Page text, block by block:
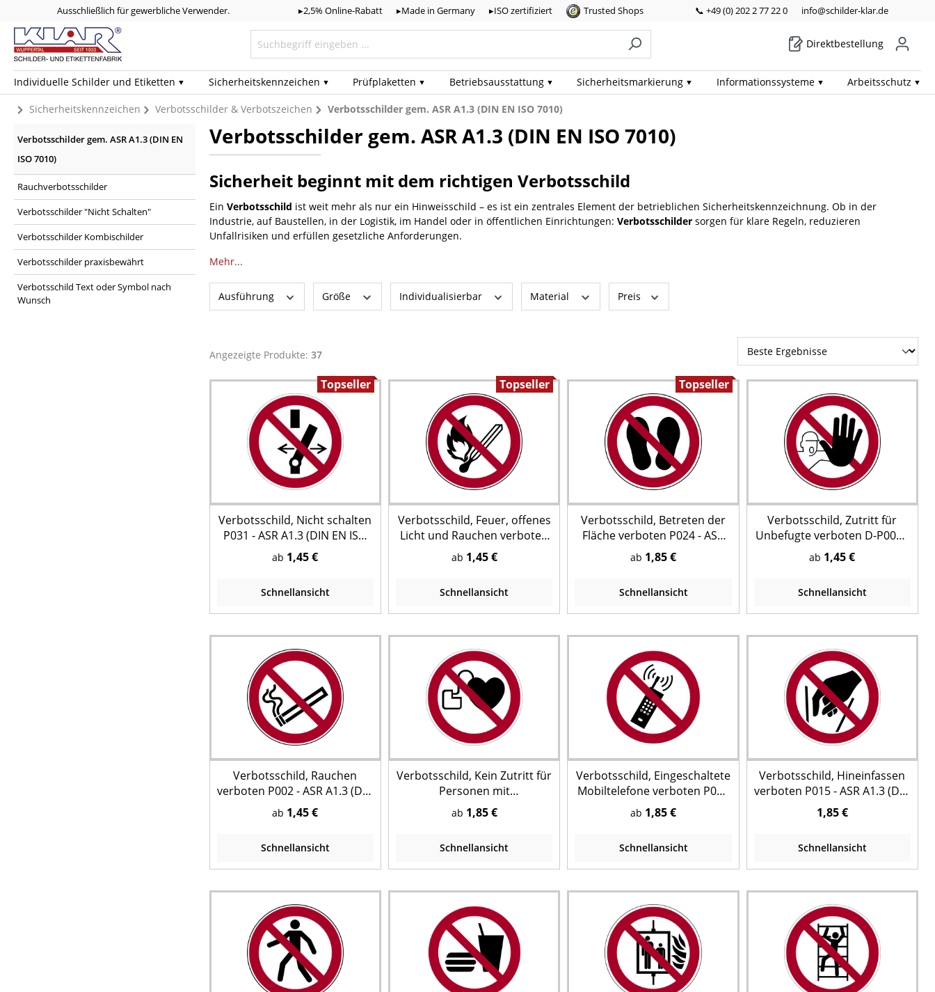
Ausschließlich für gewerbliche Verwender. ▸2,5% Online-Rabatt ▸Made in Germany ▸ISO zertifiziert Trusted Shops 📞 +49 (0) 202 2 77 22 0 info@schilder-klar.de
Direktbestellung
Individuelle Schilder und Etiketten Sicherheits­kennzeichen Prüf­plaketten Betriebs­ausstattung Sicherheits­markierung Informations­systeme Arbeits­schutz
Sicherheitskennzeichen Verbotsschilder & Verbotszeichen Verbotsschilder gem. ASR A1.3 (DIN EN ISO 7010)
Verbotsschilder gem. ASR A1.3 (DIN EN
ISO 7010)
Rauchverbotsschilder
Verbotsschilder "Nicht Schalten"
Verbotsschilder Kombischilder
Verbotsschilder praxisbewährt
Verbotsschild Text oder Symbol nach
Wunsch
Verbotsschilder gem. ASR A1.3 (DIN EN ISO 7010)
Sicherheit beginnt mit dem richtigen Verbotsschild
Ein Verbotsschild ist weit mehr als nur ein Hinweisschild – es ist ein zentrales Element der betrieblichen Sicherheitskennzeichnung. Ob in der
Industrie, auf Baustellen, in der Logistik, im Handel oder in öffentlichen Einrichtungen: Verbotsschildersorgen für klare Regeln, reduzieren
Unfallrisiken und erfüllen gesetzliche Anforderungen.
Mehr...
Ausführung Größe Individualisierbar Material Preis
Angezeigte Produkte: 37
Topseller
Verbotsschild, Nicht schalten
P031 - ASR A1.3 (DIN EN ISO
7010)
ab 1,45 €
Schnellansicht
Topseller
Verbotsschild, Feuer, offenes
Licht und Rauchen verboten
P003 - ASR A1.3 (DIN EN ISO
7010)
ab 1,45 €
Schnellansicht
Topseller
Verbotsschild, Betreten der
Fläche verboten P024 - ASR
A1.3 (DIN EN ISO 7010)
ab 1,85 €
Schnellansicht
Verbotsschild, Zutritt für
Unbefugte verboten D-P006 -
ASR A1.3 (DIN 4844-2)
ab 1,45 €
Schnellansicht
Verbotsschild, Rauchen
verboten P002 - ASR A1.3 (DIN
EN ISO 7010)
ab 1,45 €
Schnellansicht
Verbotsschild, Kein Zutritt für
Personen mit
Herzschrittmachern P007 -
ASR A1.3 (DIN EN ISO 7010)
ab 1,85 €
Schnellansicht
Verbotsschild, Eingeschaltete
Mobiltelefone verboten P013
- ASR A1.3 (DIN EN ISO 7010)
ab 1,85 €
Schnellansicht
Verbotsschild, Hineinfassen
verboten P015 - ASR A1.3 (DIN
EN ISO 7010)
1,85 €
Schnellansicht